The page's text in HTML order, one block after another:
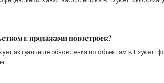
и продажами новостроек?
актуальные обновления по объектам в Пхукет: